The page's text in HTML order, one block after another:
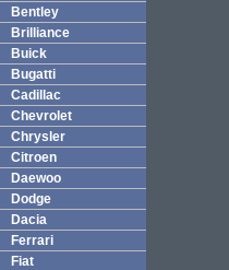
Bentley
Brilliance
Buick
Bugatti
Cadillac
Chevrolet
Chrysler
Citroen
Daewoo
Dodge
Dacia
Ferrari
Fiat